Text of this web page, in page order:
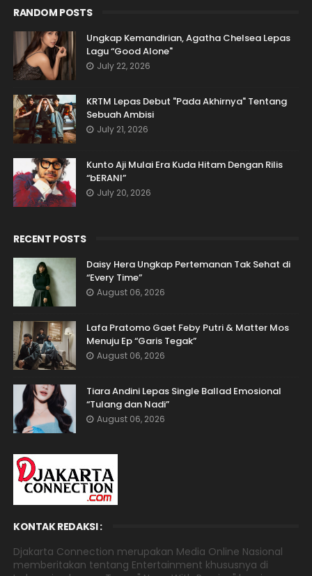
RANDOM POSTS
Ungkap Kemandirian, Agatha Chelsea Lepas
Lagu “Good Alone"
July 22, 2026
KRTM Lepas Debut "Pada Akhirnya" Tentang
Sebuah Ambisi
July 21, 2026
Kunto Aji Mulai Era Kuda Hitam Dengan Rilis
“bERANI”
July 20, 2026
RECENT POSTS
Daisy Hera Ungkap Pertemanan Tak Sehat di
“Every Time”
August 06, 2026
Lafa Pratomo Gaet Feby Putri & Matter Mos
Menuju Ep “Garis Tegak”
August 06, 2026
Tiara Andini Lepas Single Ballad Emosional
“Tulang dan Nadi”
August 06, 2026
KONTAK REDAKSI :
Djakarta Connection merupakan Media Online Nasional
memberitakan tentang Entertainment khususnya di